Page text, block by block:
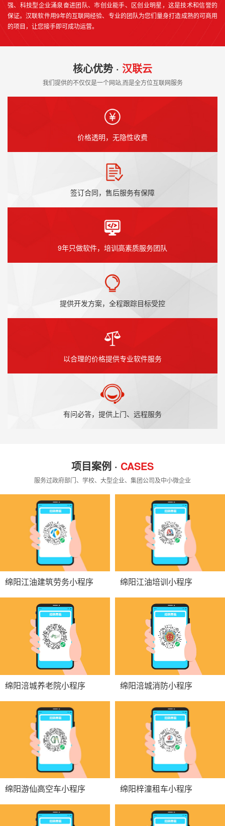
强、科技型企业涌泉奋进团队、市创业能手、区创业明星，这是技术和信誉的
保证。汉联软件用9年的互联网经验、专业的团队为您们量身打造成熟的可商用
的项目，让您接手即可成功运营。
核心优势 · 汉联云
我们提供的不仅仅是一个网站,而是全方位互联网服务
价格透明，无隐性收费
签订合同，售后服务有保障
9年只做软件，培训高素质服务团队
提供开发方案，全程跟踪目标受控
以合理的价格提供专业软件服务
有问必答，提供上门、远程服务
项目案例 · CASES
服务过政府部门、学校、大型企业、集团公司及中小微企业
绵阳江油建筑劳务小程序 绵阳江油培训小程序
绵阳涪城养老院小程序 绵阳涪城消防小程序
绵阳游仙高空车小程序 绵阳梓潼租车小程序